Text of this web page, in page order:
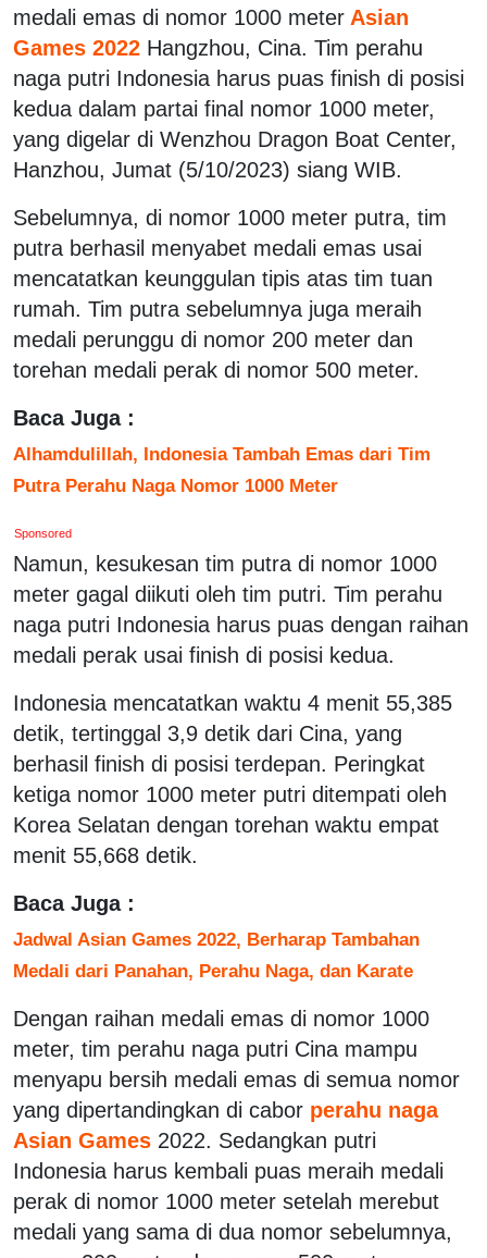
medali emas di nomor 1000 meter Asian
Games 2022 Hangzhou, Cina. Tim perahu
naga putri Indonesia harus puas finish di posisi
kedua dalam partai final nomor 1000 meter,
yang digelar di Wenzhou Dragon Boat Center,
Hanzhou, Jumat (5/10/2023) siang WIB.
Sebelumnya, di nomor 1000 meter putra, tim
putra berhasil menyabet medali emas usai
mencatatkan keunggulan tipis atas tim tuan
rumah. Tim putra sebelumnya juga meraih
medali perunggu di nomor 200 meter dan
torehan medali perak di nomor 500 meter.
Baca Juga :
Alhamdulillah, Indonesia Tambah Emas dari Tim
Putra Perahu Naga Nomor 1000 Meter
Sponsored
Namun, kesukesan tim putra di nomor 1000
meter gagal diikuti oleh tim putri. Tim perahu
naga putri Indonesia harus puas dengan raihan
medali perak usai finish di posisi kedua.
Indonesia mencatatkan waktu 4 menit 55,385
detik, tertinggal 3,9 detik dari Cina, yang
berhasil finish di posisi terdepan. Peringkat
ketiga nomor 1000 meter putri ditempati oleh
Korea Selatan dengan torehan waktu empat
menit 55,668 detik.
Baca Juga :
Jadwal Asian Games 2022, Berharap Tambahan
Medali dari Panahan, Perahu Naga, dan Karate
Dengan raihan medali emas di nomor 1000
meter, tim perahu naga putri Cina mampu
menyapu bersih medali emas di semua nomor
yang dipertandingkan di cabor perahu naga
Asian Games 2022. Sedangkan putri
Indonesia harus kembali puas meraih medali
perak di nomor 1000 meter setelah merebut
medali yang sama di dua nomor sebelumnya,